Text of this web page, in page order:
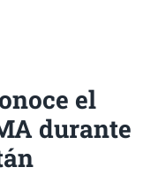
el
durante